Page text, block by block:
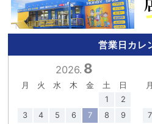
営業日カレ
2026. 8
月 火 水 木 金 土
日
1
2
3
4 5 6 7 8
9
月
7